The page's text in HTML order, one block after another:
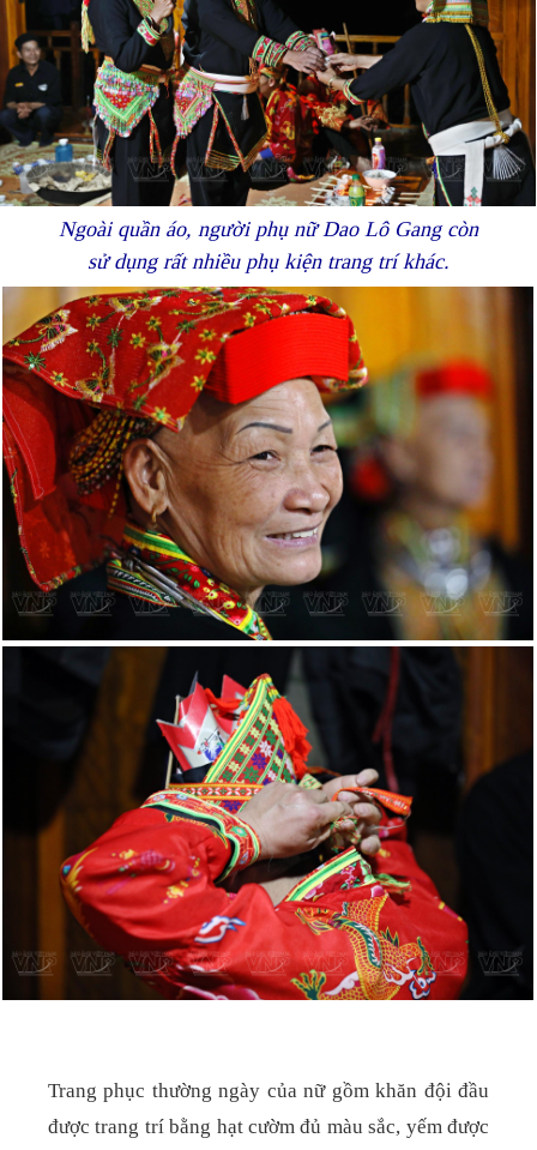
Ngoài quần áo, người phụ nữ Dao Lô Gang còn
sử dụng rất nhiều phụ kiện trang trí khác.
Trang phục thường ngày của nữ gồm khăn đội đầu
được trang trí bằng hạt cườm đủ màu sắc, yếm được